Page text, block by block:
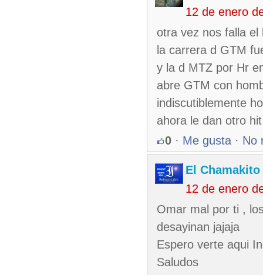
12 de enero
otra vez nos falla
la carrera d GTM
y la d MTZ por Hr
abre GTM con
indiscutiblemente
ahora le dan otro
0 · Me gusta · No
El Chamakito
12 de enero
Omar mal por ti ,
desayinan jajaja
Espero verte aqui
Saludos